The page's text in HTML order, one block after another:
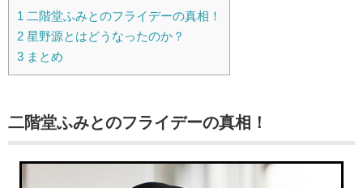
1 二階堂ふみとのフライデーの真相！
2 星野源とはどうなったのか？
3 まとめ
二階堂ふみとのフライデーの真相！